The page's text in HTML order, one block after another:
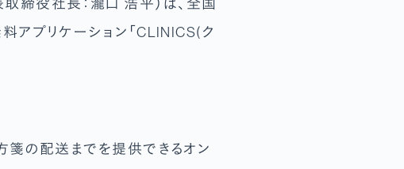
締役社長：瀧口 浩平）は、全国
アプリケーション「CLINICS(ク
箋の配送までを提供できるオン